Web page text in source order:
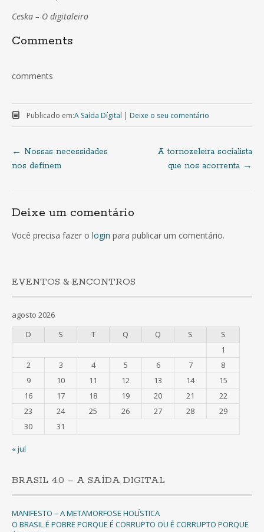
Ceska – O digitaleiro
Comments
comments
Publicado em:A Saída Dígital | Deixe o seu comentário
Navegação
de
artigos
← Nossas necessidades
nos definem
A tornozeleira socialista
que nos acorrenta →
Deixe um comentário
Você precisa fazer o login para publicar um comentário.
EVENTOS & ENCONTROS
agosto 2026
D
S T Q Q S
S
1
2
3 4 5 6 7
8
9
10 11 12 13 14
15
16
17 18 19 20 21
22
23
24 25 26 27 28
29
30
31
« jul
BRASIL 4.0 – A SAÍDA DIGITAL
MANIFESTO – A METAMORFOSE HOLÍSTICA
O BRASIL É POBRE PORQUE É CORRUPTO OU É CORRUPTO PORQUE